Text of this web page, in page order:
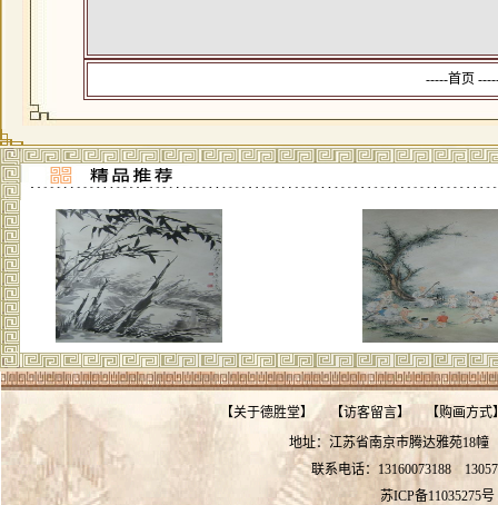
-----首页
【关于德胜堂】 【访客留言】 【购画方式
地址：江苏省南京市腾达雅苑
联系电话：13160073188
苏ICP备11035275号